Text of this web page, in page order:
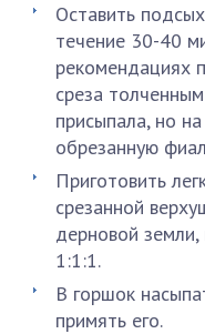
Оставить
течение 30-40
рекомендациях
среза
присыпала, но
обрезанную
Приготовить
срезанной
дерновой
1:1:1.
В горшок
примять его.